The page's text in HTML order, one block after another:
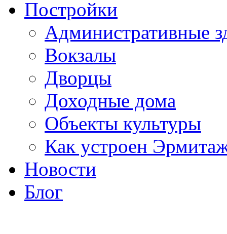
Постройки
Административные
Вокзалы
Дворцы
Доходные дома
Объекты культуры
Как устроен
Новости
Блог